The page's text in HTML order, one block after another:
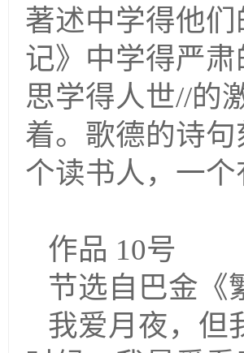
著述中学得他
记》 中学得严
思学得人世//的
着。歌德的诗
个读书人，一
作品 10号
节选自巴金 《
我爱月夜，但